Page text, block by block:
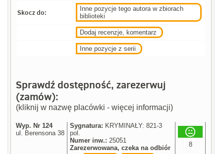
Skocz do:
Inne pozycje tego autora w zbiorach
biblioteki
Dodaj recenzje, komentarz
Inne pozycje z serii
Sprawdź dostępność, zarezerwuj
(zamów):
(kliknij w nazwę placówki - więcej informacji)
Wyp. Nr 124
ul. Berensona 38
Sygnatura: KRYMINAŁY: 821-3
pol.
Numer inw.: 25051
Zarezerwowana, czeka na odbiór
8